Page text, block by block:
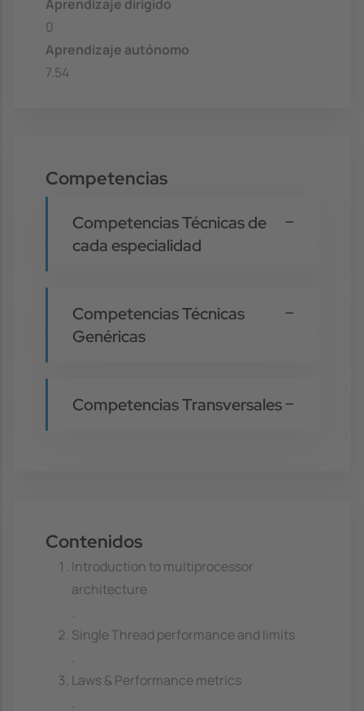
Aprendizaje dirigido
0
Aprendizaje autónomo
7.54
Competencias
Competencias Técnicas de
cada especialidad
Competencias Técnicas
Genéricas
Competencias Transversales
Contenidos
Introduction to multiprocessor
architecture
.
Single Thread performance and limits
.
Laws & Performance metrics
.